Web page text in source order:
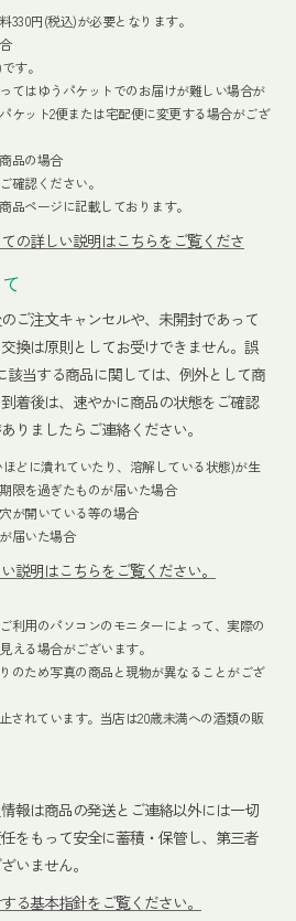
330円(税込)が必要となります。
す。
てはゆうパケットでのお届けが難しい場合が
ケット2便または宅配便に変更する場合がござ
品の場合
確認ください。
品ページに記載しております。
の詳しい説明はこちらをご覧くださ
ご注文キャンセルや、未開封であって
換は原則としてお受けできません。誤
該当する商品に関しては、例外として商
着後は、速やかに商品の状態をご確認
りましたらご連絡ください。
どに潰れていたり、溶解している状態)が生
限を過ぎたものが届いた場合
が開いている等の場合
届いた場合
説明はこちらをご覧ください。
利用のパソコンのモニターによって、実際の
える場合がございます。
のため写真の商品と現物が異なることがござ
されています。当店は20歳未満への酒類の販
報は商品の発送とご連絡以外には一切
をもって安全に蓄積・保管し、第三者
いません。
る基本指針をご覧ください。